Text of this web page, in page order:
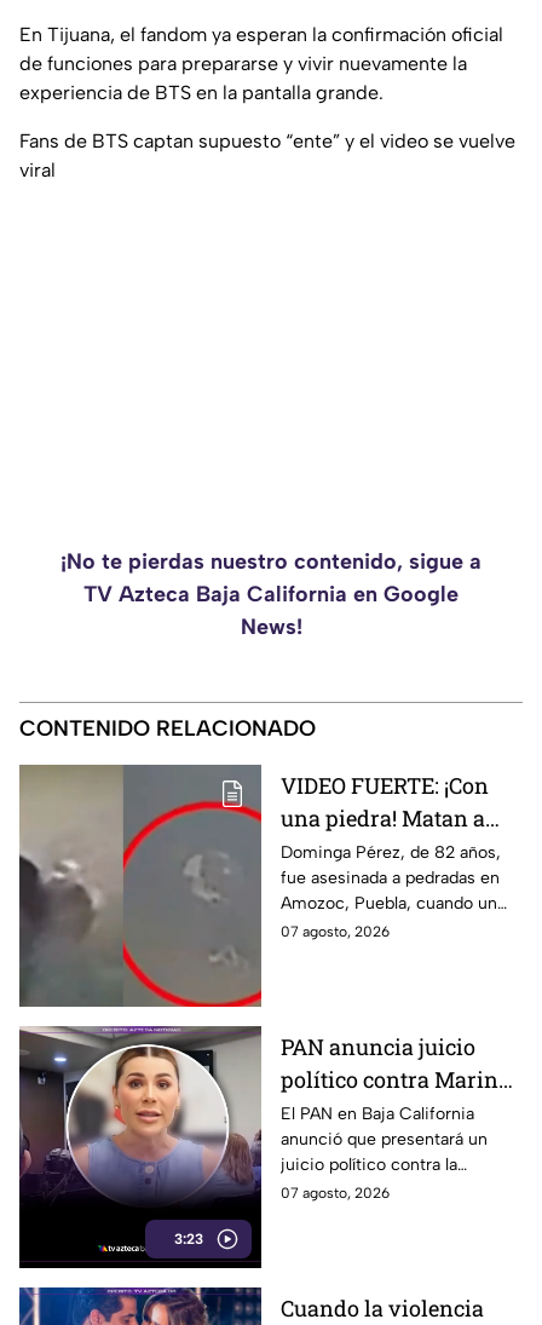
En Tijuana, el fandom ya esperan la confirmación oficial
de funciones para prepararse y vivir nuevamente la
experiencia de BTS en la pantalla grande.
Fans de BTS captan supuesto “ente” y el video se vuelve
viral
¡No te pierdas nuestro contenido, sigue a
TV Azteca Baja California en Google
News!
CONTENIDO RELACIONADO
VIDEO FUERTE: ¡Con
una piedra! Matan a
vendedora de cemitas
de 82 años mientras iba
a su casa
Dominga Pérez, de 82 años,
fue asesinada a pedradas en
Amozoc, Puebla, cuando un
sujeto le robó los 90 pesos
07 agosto, 2026
3:23
PAN anuncia juicio
político contra Marina
del Pilar y la fiscal de
Baja California
El PAN en Baja California
anunció que presentará un
juicio político contra la
gobernadora y la fiscal del
07 agosto, 2026
Cuando la violencia